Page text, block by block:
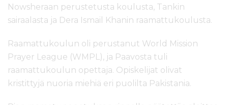
Nowsheraan perustetusta koulusta, Tankin
sairaalasta ja Dera Ismail Khanin raamattukoulusta.
Raamattukoulun oli perustanut World Mission
Prayer League (WMPL), ja Paavosta tuli
raamattukoulun opettaja. Opiskelijat olivat
kristittyjä nuoria miehiä eri puolilta Pakistania.